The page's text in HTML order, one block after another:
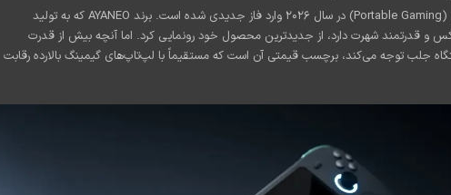
دنیای گیمینگ پرتابل (Portable Gaming) در سال ۲۰۲۶ وارد فاز جدیدی شده است. برند AYANEO که به تولید
و قدرتمند شهرت دارد، از جدیدترین محصول خود رونمایی کرد. اما آنچه بیش از قدرت
جلب توجه می‌کند، برچسب قیمتی آن است که مستقیماً با لپ‌تاپ‌های گیمینگ بالارده رقابت